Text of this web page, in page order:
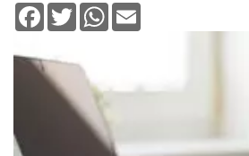
Facebook
TwitterWhatsApp